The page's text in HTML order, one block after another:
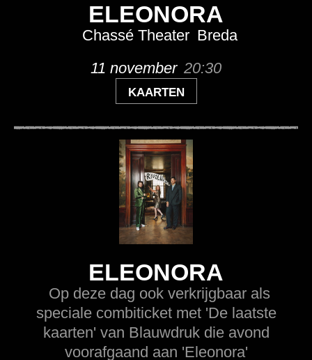
11 november 20:30
KAARTEN
ELEONORA
Chassé Theater Breda
ELEONORA
Op deze dag ook verkrijgbaar als
speciale combiticket met 'De laatste
kaarten' van Blauwdruk die avond
voorafgaand aan 'Eleonora'